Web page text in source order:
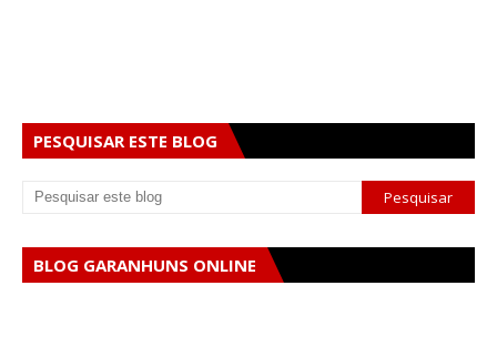
PESQUISAR ESTE BLOG
BLOG GARANHUNS ONLINE